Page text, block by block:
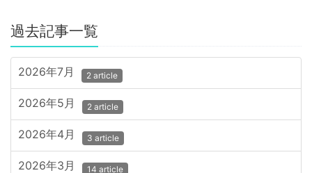
過去記事一覧
2026年7月 2 article
2026年5月 2 article
2026年4月 3 article
2026年3月 14 article